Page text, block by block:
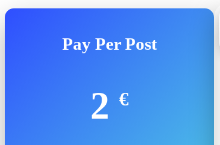
Pay Per Post
2 €